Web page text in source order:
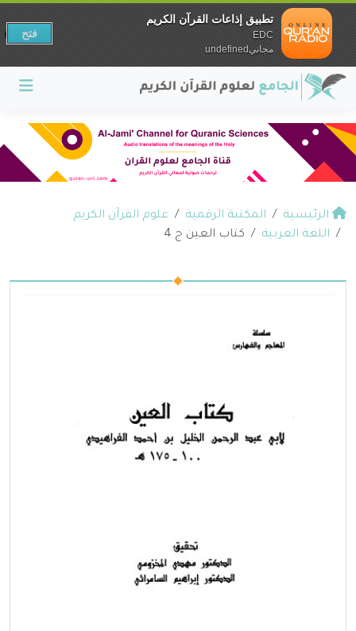
الرئيسية المكتبة الرقمية
علوم القرآن الكريم
اللغة العربية
كتاب العين ج 4
تطبيق إذاعات القرآن الكريم
EDC
مجانيundefined
فتح